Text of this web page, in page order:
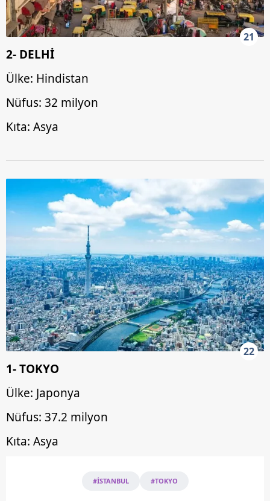
21
2- DELHİ
Ülke: Hindistan
Nüfus: 32 milyon
Kıta: Asya
22
1- TOKYO
Ülke: Japonya
Nüfus: 37.2 milyon
Kıta: Asya
#İSTANBUL #TOKYO